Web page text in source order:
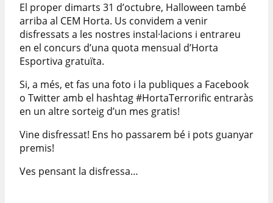
El proper dimarts 31 d’octubre, Halloween també
arriba al CEM Horta. Us convidem a venir
disfressats a les nostres instal·lacions i entrareu
en el concurs d’una quota mensual d’Horta
Esportiva gratuïta.
Si, a més, et fas una foto i la publiques a Facebook
o Twitter amb el hashtag #HortaTerrorific entraràs
en un altre sorteig d’un mes gratis!
Vine disfressat! Ens ho passarem bé i pots guanyar
premis!
Ves pensant la disfressa…